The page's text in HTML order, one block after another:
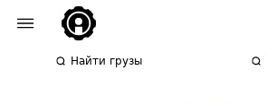
Найти грузы